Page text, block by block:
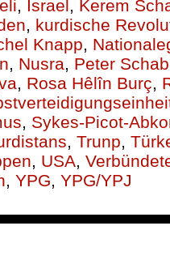
, Israel , Kerem
, kurdische
Knapp,
, Nusra, Peter
, Rosa Hêlîn Burç,
, Sykes-Picot-
, Trunp,
, USA,
, YPG, YPG/YPJ